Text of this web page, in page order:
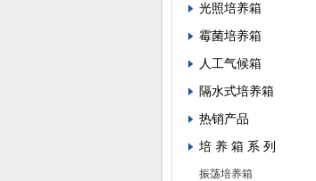
光照培养箱
霉菌培养箱
人工气候箱
隔水式培养箱
热销产品
培 养 箱 系 列
振荡培养箱